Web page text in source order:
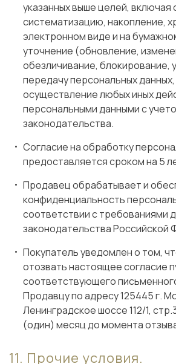
указанных выше целей, включая
систематизацию, накопление,
электронном виде и на
уточнение (обновление,
обезличивание, блокирование,
передачу персональных
осуществление любых иных
персональными данными с
законодательства.
Согласие на обработку
предоставляется сроком на 5
Продавец обрабатывает и
конфиденциальность
соответствии с требованиями
законодательства Российской
Покупатель уведомлен о том,
отозвать настоящее согласие
соответствующего
Продавцу по адресу 125445 г.
Ленинградское шоссе 112/1,
(один) месяц до момента
Прочие условия.